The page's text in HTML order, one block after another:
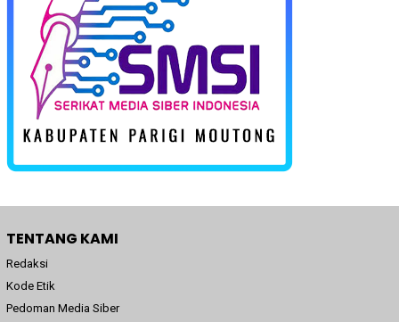
TENTANG KAMI
Redaksi
Kode Etik
Pedoman Media Siber